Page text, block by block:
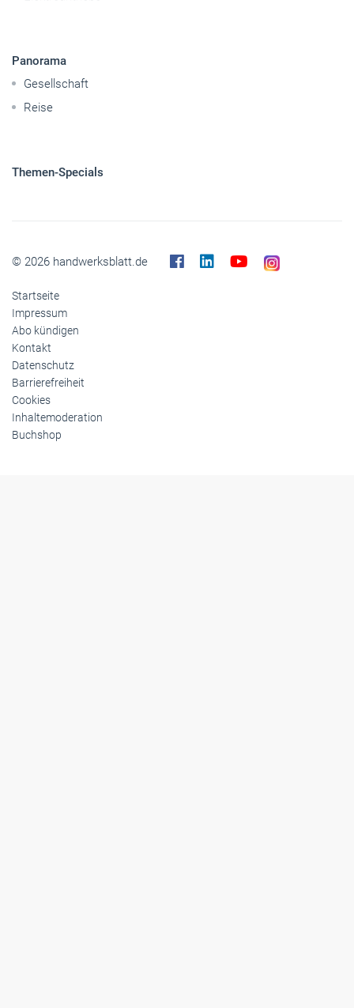
Panorama
Gesellschaft
Reise
Themen-Specials
© 2026 handwerksblatt.de
Startseite
Impressum
Abo kündigen
Kontakt
Datenschutz
Barrierefreiheit
Cookies
Inhaltemoderation
Buchshop